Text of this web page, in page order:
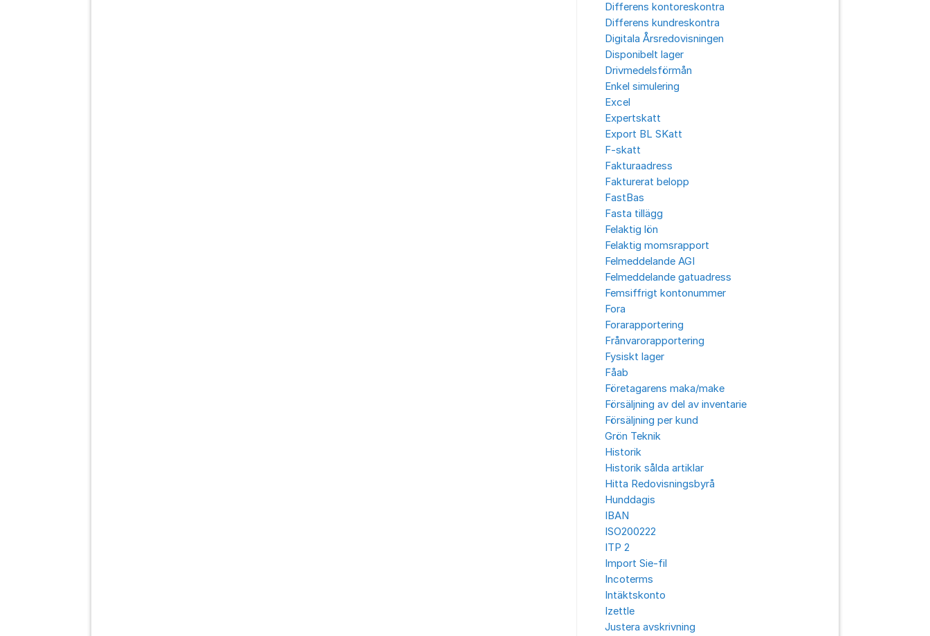
Differens kontoreskontra
Differens kundreskontra
Digitala Årsredovisningen
Disponibelt lager
Drivmedelsförmån
Enkel simulering
Excel
Expertskatt
Export BL SKatt
F-skatt
Fakturaadress
Fakturerat belopp
FastBas
Fasta tillägg
Felaktig lön
Felaktig momsrapport
Felmeddelande AGI
Felmeddelande gatuadress
Femsiffrigt kontonummer
Fora
Forarapportering
Frånvarorapportering
Fysiskt lager
Fåab
Företagarens maka/make
Försäljning av del av inventarie
Försäljning per kund
Grön Teknik
Historik
Historik sålda artiklar
Hitta Redovisningsbyrå
Hunddagis
IBAN
ISO200222
ITP 2
Import Sie-fil
Incoterms
Intäktskonto
Izettle
Justera avskrivning